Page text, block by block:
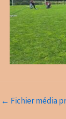
← Fichier média